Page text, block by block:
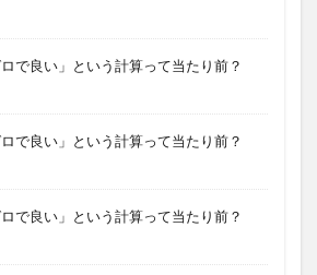
で良い」という計算って当たり前？
で良い」という計算って当たり前？
で良い」という計算って当たり前？